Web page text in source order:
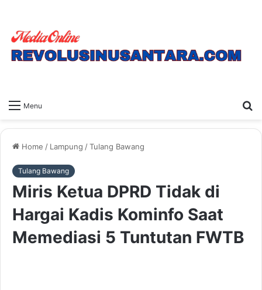
Menu
Home / Lampung /Tulang Bawang
Tulang Bawang
Miris Ketua DPRD Tidak di
Hargai Kadis Kominfo Saat
Memediasi 5 Tuntutan FWTB